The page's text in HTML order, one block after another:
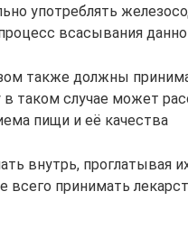
употреблять
всасывания
также должны
таком случае может
пищи и её качества
внутрь, проглатывая
принимать